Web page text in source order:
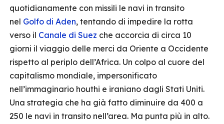
quotidianamente con missili le navi in transito
nel Golfo di Aden, tentando di impedire la rotta
verso il Canale di Suez che accorcia di circa 10
giorni il viaggio delle merci da Oriente a Occidente
rispetto al periplo dell’Africa. Un colpo al cuore del
capitalismo mondiale, impersonificato
nell’immaginario houthi e iraniano dagli Stati Uniti.
Una strategia che ha già fatto diminuire da 400 a
250 le navi in transito nell’area. Ma punta più in alto.